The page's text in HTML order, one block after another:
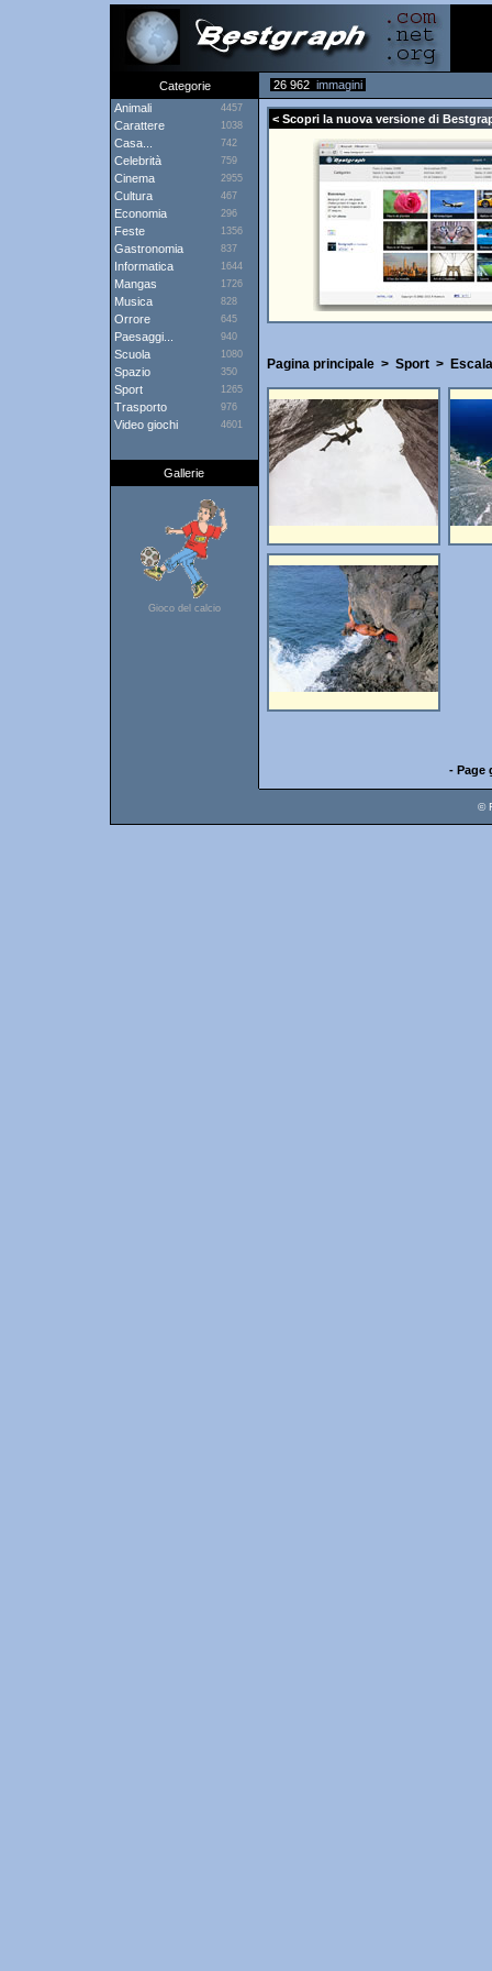
Categorie 26 962 immagini
Animali
4457
Carattere 1038
Casa... 742
Celebrità 759
Cinema 2955
Cultura 467
Economia 296
Feste 1356
Gastronomia 837
Informatica 1644
Mangas 1726
Musica 828
Orrore 645
Paesaggi... 940
Scuola 1080
Spazio 350
Sport 1265
Trasporto 976
Video giochi 4601
Gallerie
Gioco del calcio
< Scopri la nuova versione di
Pagina principale> Sport>
- Page
©